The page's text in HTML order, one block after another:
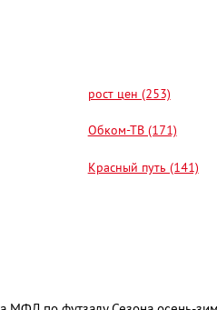
рост цен (253)
Обком-ТВ (171)
Красный путь (141)